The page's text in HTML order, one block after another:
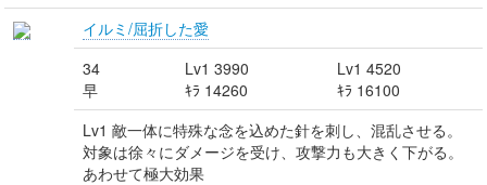
イルミ/屈折した愛
34
早
Lv1 3990
ｷﾗ 14260
Lv1 4520
ｷﾗ 16100
Lv1 敵一体に特殊な念を込めた針を刺し、混乱させる。
対象は徐々にダメージを受け、攻撃力も大きく下がる。
あわせて極大効果